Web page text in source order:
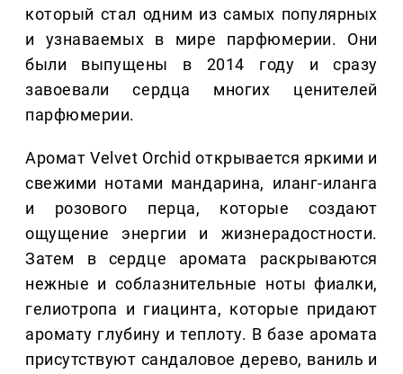
который стал одним из самых популярных
и узнаваемых в мире парфюмерии. Они
были выпущены в 2014 году и сразу
завоевали сердца многих ценителей
парфюмерии.
Аромат Velvet Orchid открывается яркими и
свежими нотами мандарина, иланг-иланга
и розового перца, которые создают
ощущение энергии и жизнерадостности.
Затем в сердце аромата раскрываются
нежные и соблазнительные ноты фиалки,
гелиотропа и гиацинта, которые придают
аромату глубину и теплоту. В базе аромата
присутствуют сандаловое дерево, ваниль и